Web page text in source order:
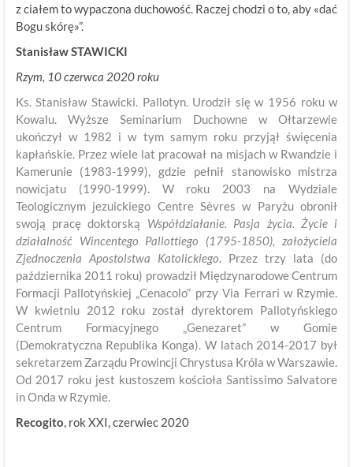
z ciałem to wypaczona duchowość. Raczej chodzi o to, aby «dać
Bogu skórę»”.
Stanisław STAWICKI
Rzym, 10 czerwca 2020 roku
Ks. Stanisław Stawicki. Pallotyn. Urodził się w 1956 roku w
Kowalu. Wyższe Seminarium Duchowne w Ołtarzewie
ukończył w 1982 i w tym samym roku przyjął święcenia
kapłańskie. Przez wiele lat pracował na misjach w Rwandzie i
Kamerunie (1983-1999), gdzie pełnił stanowisko mistrza
nowicjatu (1990-1999). W roku 2003 na Wydziale
Teologicznym jezuickiego Centre Sèvres w Paryżu obronił
swoją pracę doktorską Współdziałanie. Pasja życia. Życie i
działalność Wincentego Pallottiego (1795-1850), założyciela
Zjednoczenia Apostolstwa Katolickiego. Przez trzy lata (do
października 2011 roku) prowadził Międzynarodowe Centrum
Formacji Pallotyńskiej „Cenacolo” przy Via Ferrari w Rzymie.
W kwietniu 2012 roku został dyrektorem Pallotyńskiego
Centrum Formacyjnego „Genezaret” w Gomie
(Demokratyczna Republika Konga). W latach 2014-2017 był
sekretarzem Zarządu Prowincji Chrystusa Króla w Warszawie.
Od 2017 roku jest kustoszem kościoła Santissimo Salvatore
in Onda w Rzymie.
Recogito, rok XXI, czerwiec 2020